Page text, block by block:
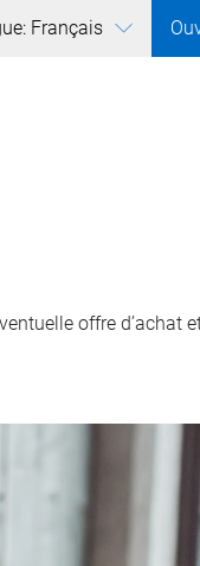
Français
offre d’achat